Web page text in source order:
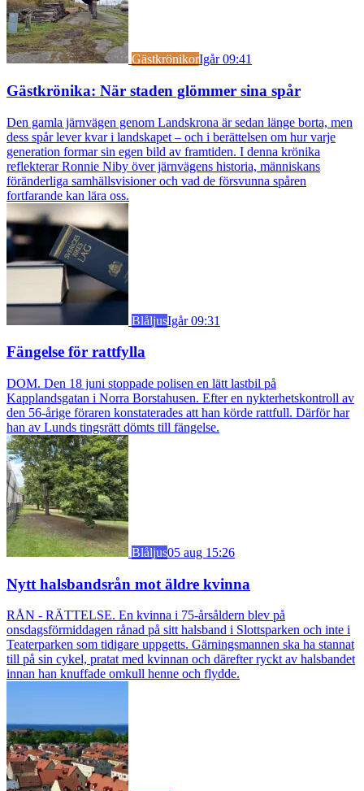
GästkrönikorIgår 09:41
Gästkrönika: När staden glömmer sina spår
Den gamla järnvägen genom Landskrona är sedan länge borta, men
dess spår lever kvar i landskapet – och i berättelsen om hur varje
generation formar sin egen bild av framtiden. I denna krönika
reflekterar Ronnie Niby över järnvägens historia, människans
föränderliga samhällsvisioner och vad de försvunna spåren
fortfarande kan lära oss.
BlåljusIgår 09:31
Fängelse för rattfylla
DOM. Den 18 juni stoppade polisen en lätt lastbil på
Kapplandsgatan i Norra Borstahusen. Efter en nykterhetskontroll av
den 56-årige föraren konstaterades att han körde rattfull. Därför har
han av Lunds tingsrätt dömts till fängelse.
Blåljus05 aug 15:26
Nytt halsbandsrån mot äldre kvinna
RÅN - RÄTTELSE. En kvinna i 75-årsåldern blev på
onsdagsförmiddagen rånad på sitt halsband i Slottsparken och inte i
Teaterparken som tidigare uppgetts. Gärningsmannen ska ha stannat
till på sin cykel, pratat med kvinnan och därefter ryckt av halsbandet
innan han knuffade omkull henne och flydde.